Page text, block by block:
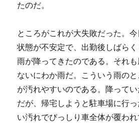
たのだ。
ところがこれが大失敗だった。
状態が不安定で、出勤後しばら
雨が降ってきたのである。それ
ないにわか雨だ。こういう雨の
が汚れやすいのである。降って
だが、帰宅しようと駐車場に行
い汚れでびっしり車全体が覆わ